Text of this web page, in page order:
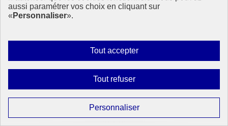
aussi paramétrer vos choix en cliquant sur
« Personnaliser».
Tout accepterAutoriser
tous
Tout refuserInterdire
tous
PersonnaliserParamétrer
les